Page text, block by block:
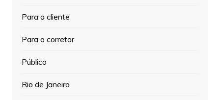
Para o cliente
Para o corretor
Público
Rio de Janeiro